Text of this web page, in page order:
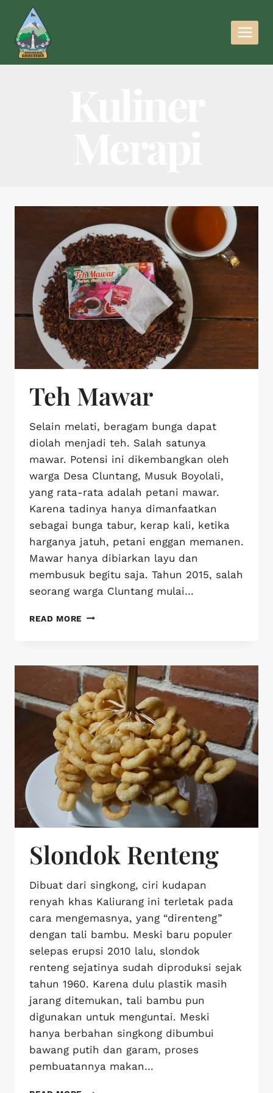
Teh Mawar
Selain melati, beragam bunga dapat
diolah menjadi teh. Salah satunya
mawar. Potensi ini dikembangkan oleh
warga Desa Cluntang, Musuk Boyolali,
yang rata-rata adalah petani mawar.
Karena tadinya hanya dimanfaatkan
sebagai bunga tabur, kerap kali, ketika
harganya jatuh, petani enggan memanen.
Mawar hanya dibiarkan layu dan
membusuk begitu saja. Tahun 2015, salah
seorang warga Cluntang mulai…
READ MORE
Slondok Renteng
Dibuat dari singkong, ciri kudapan
renyah khas Kaliurang ini terletak pada
cara mengemasnya, yang “direnteng”
dengan tali bambu. Meski baru populer
selepas erupsi 2010 lalu, slondok
renteng sejatinya sudah diproduksi sejak
tahun 1960. Karena dulu plastik masih
jarang ditemukan, tali bambu pun
digunakan untuk menguntai. Meski
hanya berbahan singkong dibumbui
bawang putih dan garam, proses
pembuatannya makan…